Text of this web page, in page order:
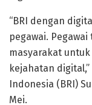
“BRI dengan
pegawai.
masyarakat
kejahatan
Indonesia (BRI)
Mei.